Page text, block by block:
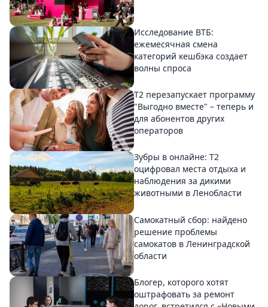
Исследование ВТБ:
ежемесячная смена
категорий кешбэка создает
волны спроса
Т2 перезапускает программу
"Выгодно вместе" – теперь и
для абонентов других
операторов
Зубры в онлайне: Т2
оцифровал места отдыха и
наблюдения за дикими
животными в Ленобласти
Самокатный сбор: найдено
решение проблемы
самокатов в Ленинградской
области
Блогер, которого хотят
оштрафовать за ремонт